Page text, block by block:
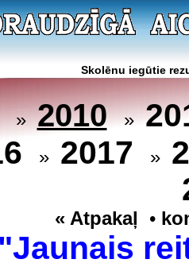
Skolēnu iegūtie
2010»
» 2017 »
« Atpakaļ •